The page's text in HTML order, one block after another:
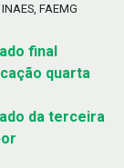
FAEMG
final
quarta
da terceira